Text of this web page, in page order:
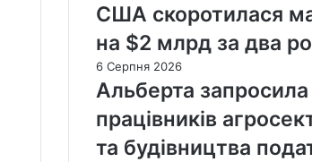
США скоротилася
на $2 млрд за два
6 Серпня 2026
Альберта запросила
працівників
та будівництва